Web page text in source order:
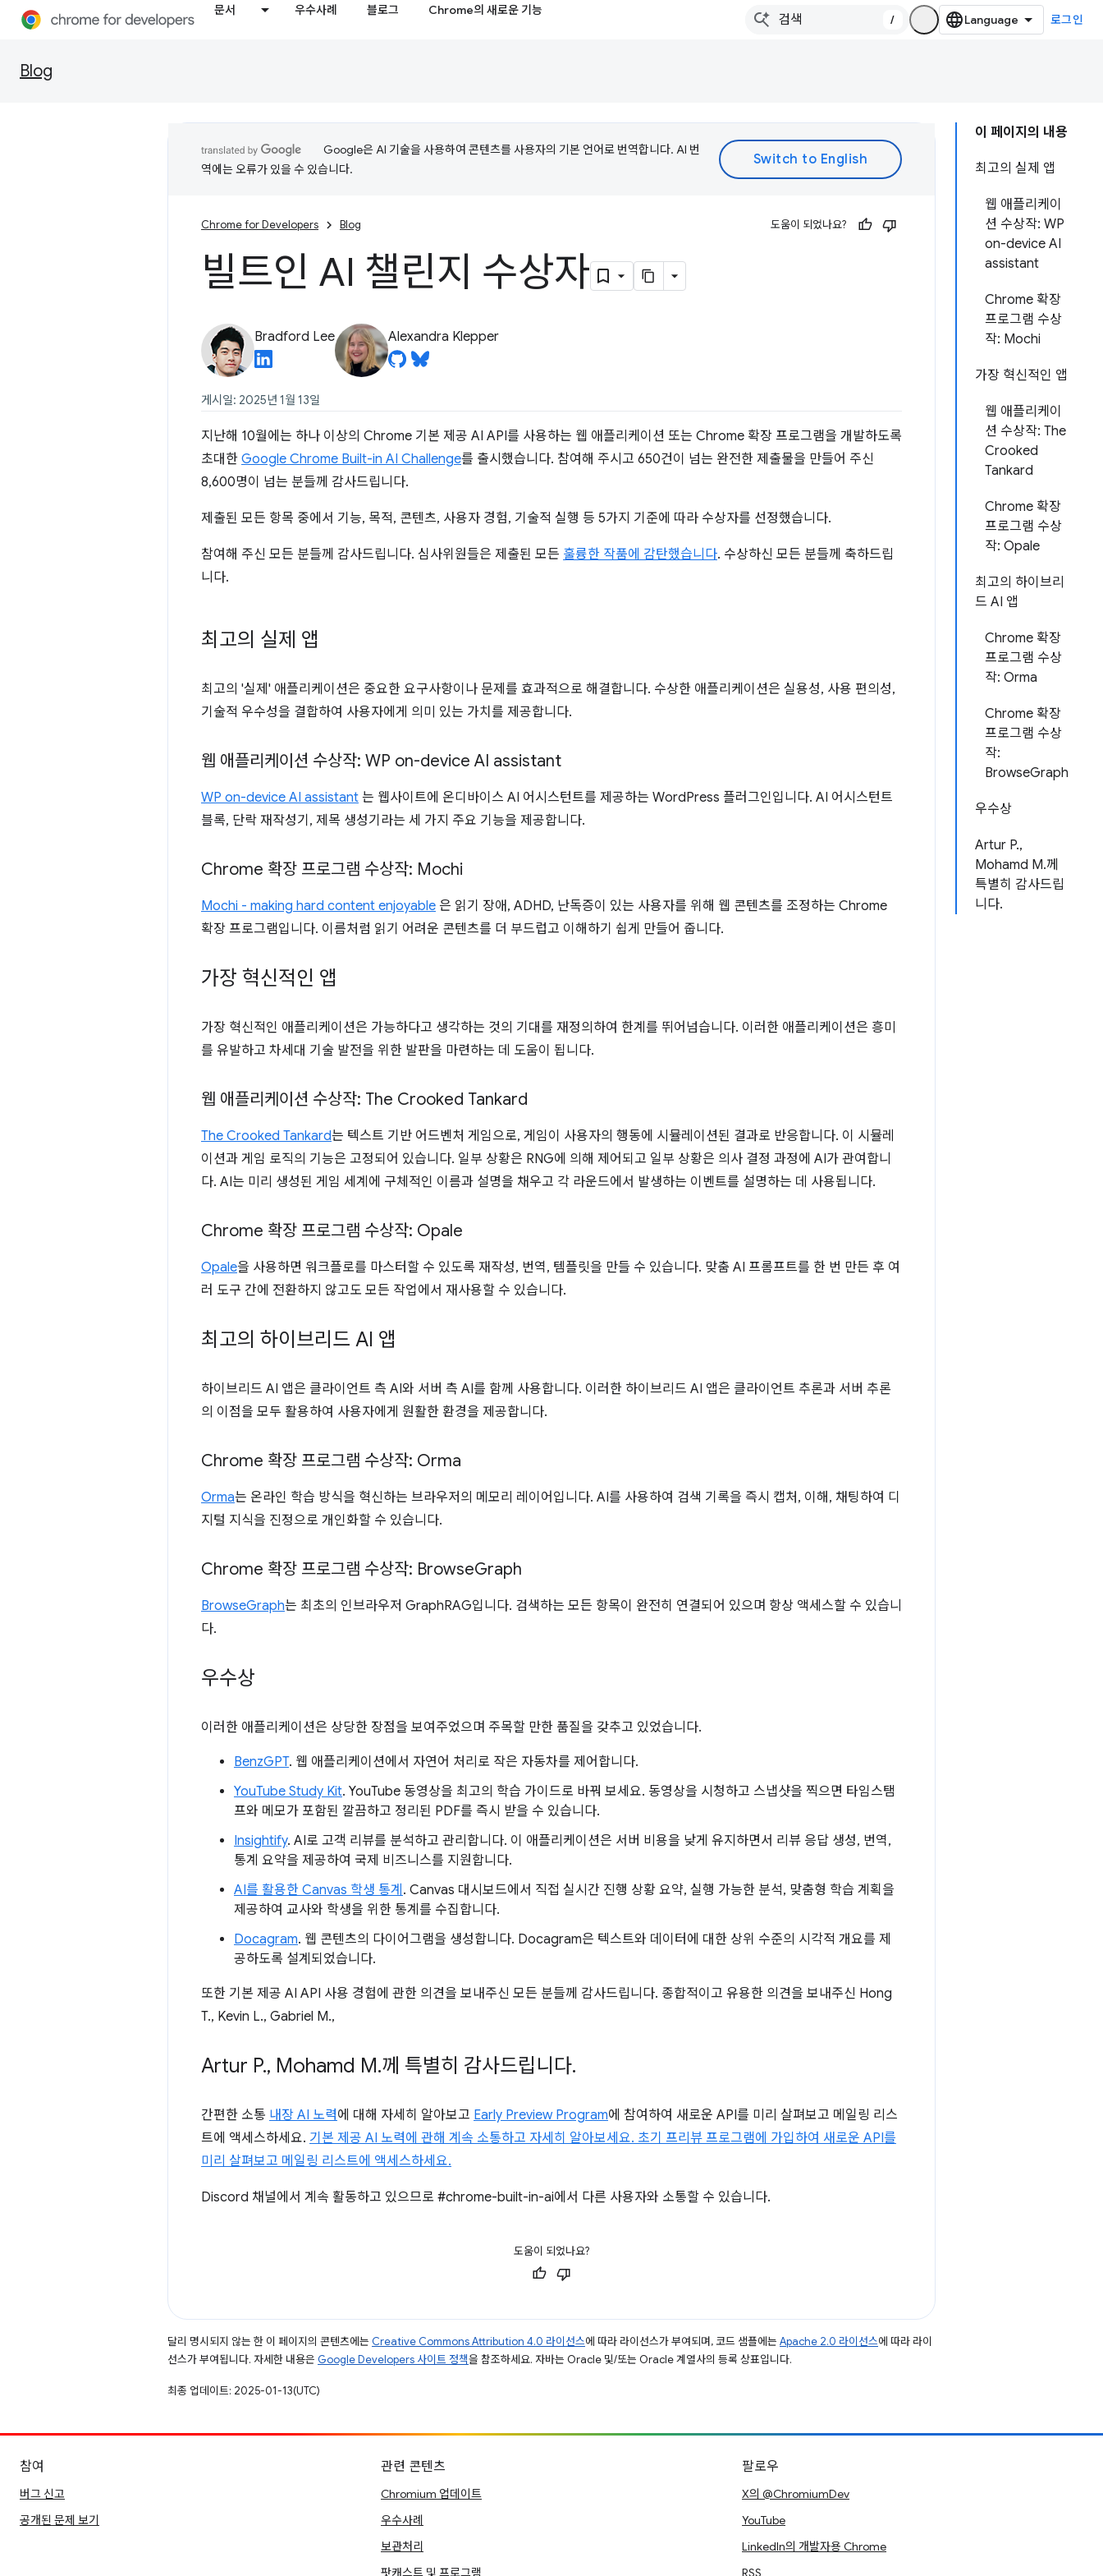
문서 우수사례 블로그 Chrome의 새로운 기능
/ 로그인
Blog
이 페이지의 내용
최고의 실제 앱
웹 애플리케이
션 수상작: WP
on-device AI
assistant
Chrome 확장
프로그램 수상
작: Mochi
가장 혁신적인 앱
웹 애플리케이
션 수상작: The
Crooked
Tankard
Chrome 확장
프로그램 수상
작: Opale
최고의 하이브리
드 AI 앱
Chrome 확장
프로그램 수상
작: Orma
Chrome 확장
프로그램 수상
작:
BrowseGraph
우수상
Artur P.,
Mohamd M.께
특별히 감사드립
니다.
Google은 AI 기술을 사용하여 콘텐츠를 사용자의 기본 언어로 번역합니다. AI 번
역에는 오류가 있을 수 있습니다.
Chrome for Developers Blog 도움이 되었나요?
빌트인 AI 챌린지 수상자
Bradford Lee Alexandra Klepper
게시일: 2025년 1월 13일
지난해 10월에는 하나 이상의 Chrome 기본 제공 AI API를 사용하는 웹 애플리케이션 또는 Chrome 확장 프로그램을 개발하도록
초대한 Google Chrome Built-in AI Challenge를 출시했습니다. 참여해 주시고 650건이 넘는 완전한 제출물을 만들어 주신
8,600명이 넘는 분들께 감사드립니다.
제출된 모든 항목 중에서 기능, 목적, 콘텐츠, 사용자 경험, 기술적 실행 등 5가지 기준에 따라 수상자를 선정했습니다.
참여해 주신 모든 분들께 감사드립니다. 심사위원들은 제출된 모든 훌륭한 작품에 감탄했습니다. 수상하신 모든 분들께 축하드립
니다.
최고의 실제 앱
최고의 '실제' 애플리케이션은 중요한 요구사항이나 문제를 효과적으로 해결합니다. 수상한 애플리케이션은 실용성, 사용 편의성,
기술적 우수성을 결합하여 사용자에게 의미 있는 가치를 제공합니다.
웹 애플리케이션 수상작: WP on-device AI assistant
WP on-device AI assistant 는 웹사이트에 온디바이스 AI 어시스턴트를 제공하는 WordPress 플러그인입니다. AI 어시스턴트
블록, 단락 재작성기, 제목 생성기라는 세 가지 주요 기능을 제공합니다.
Chrome 확장 프로그램 수상작: Mochi
Mochi - making hard content enjoyable 은 읽기 장애, ADHD, 난독증이 있는 사용자를 위해 웹 콘텐츠를 조정하는 Chrome
확장 프로그램입니다. 이름처럼 읽기 어려운 콘텐츠를 더 부드럽고 이해하기 쉽게 만들어 줍니다.
가장 혁신적인 앱
가장 혁신적인 애플리케이션은 가능하다고 생각하는 것의 기대를 재정의하여 한계를 뛰어넘습니다. 이러한 애플리케이션은 흥미
를 유발하고 차세대 기술 발전을 위한 발판을 마련하는 데 도움이 됩니다.
웹 애플리케이션 수상작: The Crooked Tankard
The Crooked Tankard는 텍스트 기반 어드벤처 게임으로, 게임이 사용자의 행동에 시뮬레이션된 결과로 반응합니다. 이 시뮬레
이션과 게임 로직의 기능은 고정되어 있습니다. 일부 상황은 RNG에 의해 제어되고 일부 상황은 의사 결정 과정에 AI가 관여합니
다. AI는 미리 생성된 게임 세계에 구체적인 이름과 설명을 채우고 각 라운드에서 발생하는 이벤트를 설명하는 데 사용됩니다.
Chrome 확장 프로그램 수상작: Opale
Opale을 사용하면 워크플로를 마스터할 수 있도록 재작성, 번역, 템플릿을 만들 수 있습니다. 맞춤 AI 프롬프트를 한 번 만든 후 여
러 도구 간에 전환하지 않고도 모든 작업에서 재사용할 수 있습니다.
최고의 하이브리드 AI 앱
하이브리드 AI 앱은 클라이언트 측 AI와 서버 측 AI를 함께 사용합니다. 이러한 하이브리드 AI 앱은 클라이언트 추론과 서버 추론
의 이점을 모두 활용하여 사용자에게 원활한 환경을 제공합니다.
Chrome 확장 프로그램 수상작: Orma
Orma는 온라인 학습 방식을 혁신하는 브라우저의 메모리 레이어입니다. AI를 사용하여 검색 기록을 즉시 캡처, 이해, 채팅하여 디
지털 지식을 진정으로 개인화할 수 있습니다.
Chrome 확장 프로그램 수상작: BrowseGraph
BrowseGraph는 최초의 인브라우저 GraphRAG입니다. 검색하는 모든 항목이 완전히 연결되어 있으며 항상 액세스할 수 있습니
다.
우수상
이러한 애플리케이션은 상당한 장점을 보여주었으며 주목할 만한 품질을 갖추고 있었습니다.
BenzGPT. 웹 애플리케이션에서 자연어 처리로 작은 자동차를 제어합니다.
YouTube Study Kit. YouTube 동영상을 최고의 학습 가이드로 바꿔 보세요. 동영상을 시청하고 스냅샷을 찍으면 타임스탬
프와 메모가 포함된 깔끔하고 정리된 PDF를 즉시 받을 수 있습니다.
Insightify. AI로 고객 리뷰를 분석하고 관리합니다. 이 애플리케이션은 서버 비용을 낮게 유지하면서 리뷰 응답 생성, 번역,
통계 요약을 제공하여 국제 비즈니스를 지원합니다.
AI를 활용한 Canvas 학생 통계 . Canvas 대시보드에서 직접 실시간 진행 상황 요약, 실행 가능한 분석, 맞춤형 학습 계획을
제공하여 교사와 학생을 위한 통계를 수집합니다.
Docagram. 웹 콘텐츠의 다이어그램을 생성합니다. Docagram은 텍스트와 데이터에 대한 상위 수준의 시각적 개요를 제
공하도록 설계되었습니다.
또한 기본 제공 AI API 사용 경험에 관한 의견을 보내주신 모든 분들께 감사드립니다. 종합적이고 유용한 의견을 보내주신 Hong
T., Kevin L., Gabriel M.,
Artur P., Mohamd M.께 특별히 감사드립니다.
간편한 소통 내장 AI 노력에 대해 자세히 알아보고 Early Preview Program에 참여하여 새로운 API를 미리 살펴보고 메일링 리스
트에 액세스하세요. 기본 제공 AI 노력에 관해 계속 소통하고 자세히 알아보세요. 초기 프리뷰 프로그램에 가입하여 새로운 API를
미리 살펴보고 메일링 리스트에 액세스하세요.
Discord 채널에서 계속 활동하고 있으므로 #chrome-built-in-ai에서 다른 사용자와 소통할 수 있습니다.
도움이 되었나요?
달리 명시되지 않는 한 이 페이지의 콘텐츠에는 Creative Commons Attribution 4.0 라이선스에 따라 라이선스가 부여되며, 코드 샘플에는 Apache 2.0 라이선스에 따라 라이
선스가 부여됩니다. 자세한 내용은 Google Developers 사이트 정책을 참조하세요. 자바는 Oracle 및/또는 Oracle 계열사의 등록 상표입니다.
최종 업데이트: 2025-01-13(UTC)
참여
버그 신고
공개된 문제 보기
관련 콘텐츠
Chromium 업데이트
우수사례
보관처리
팟캐스트 및 프로그램
팔로우
X의 @ChromiumDev
YouTube
LinkedIn의 개발자용 Chrome
RSS